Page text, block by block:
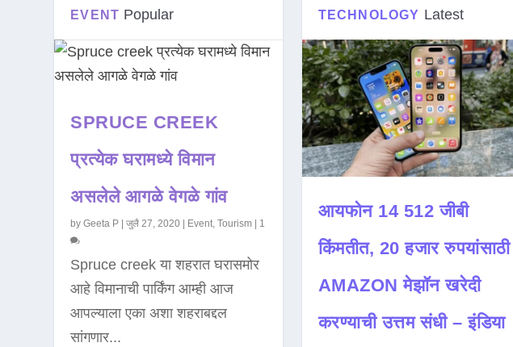
EVENT Popular
SPRUCE CREEK
प्रत्येक घरामध्ये विमान
असलेले आगळे वेगळे गांव
byGeeta P |जुलै 27, 2020 Event,Tourism 1
Spruce creek या शहरात घरासमोर
आहे विमानाची पार्किंग आम्ही आज
आपल्याला एका अशा शहराबद्दल
सांगणार...
TECHNOLOGY Latest
आयफोन 14 512 जीबी
किंमतीत, 20 हजार रुपयांसाठी
AMAZON मेझॉन खरेदी
करण्याची उत्तम संधी – इंडिया